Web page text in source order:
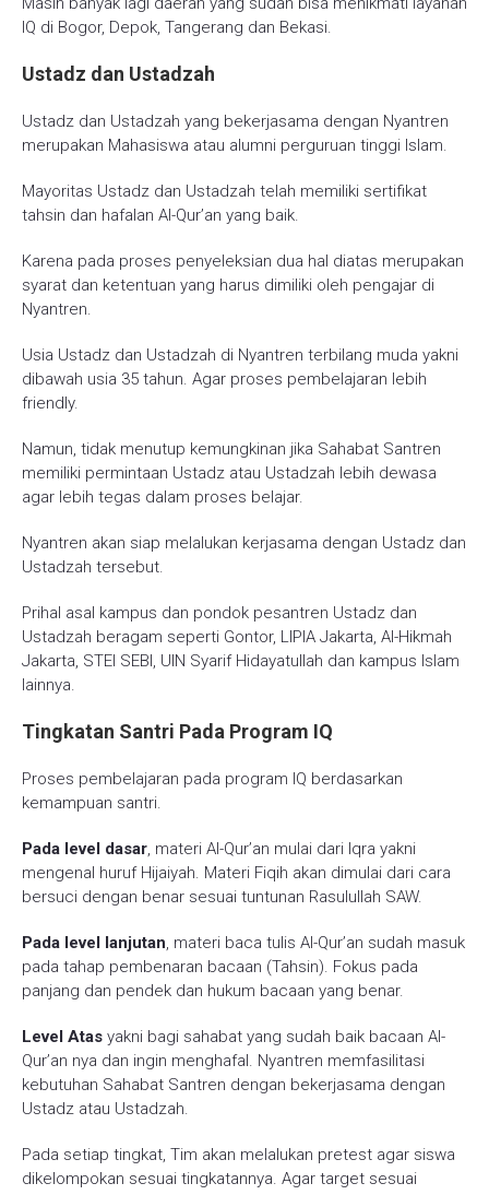
IQ di Bogor, Depok, Tangerang dan Bekasi.
Ustadz dan Ustadzah
Ustadz dan Ustadzah yang bekerjasama dengan Nyantren
merupakan Mahasiswa atau alumni perguruan tinggi Islam.
Mayoritas Ustadz dan Ustadzah telah memiliki sertifikat
tahsin dan hafalan Al-Qur’an yang baik.
Karena pada proses penyeleksian dua hal diatas merupakan
syarat dan ketentuan yang harus dimiliki oleh pengajar di
Nyantren.
Usia Ustadz dan Ustadzah di Nyantren terbilang muda yakni
dibawah usia 35 tahun. Agar proses pembelajaran lebih
friendly.
Namun, tidak menutup kemungkinan jika Sahabat Santren
memiliki permintaan Ustadz atau Ustadzah lebih dewasa
agar lebih tegas dalam proses belajar.
Nyantren akan siap melalukan kerjasama dengan Ustadz dan
Ustadzah tersebut.
Prihal asal kampus dan pondok pesantren Ustadz dan
Ustadzah beragam seperti Gontor, LIPIA Jakarta, Al-Hikmah
Jakarta, STEI SEBI, UIN Syarif Hidayatullah dan kampus Islam
lainnya.
Tingkatan Santri Pada Program IQ
Proses pembelajaran pada program IQ berdasarkan
kemampuan santri.
Pada level dasar, materi Al-Qur’an mulai dari Iqra yakni
mengenal huruf Hijaiyah. Materi Fiqih akan dimulai dari cara
bersuci dengan benar sesuai tuntunan Rasulullah SAW.
Pada level lanjutan, materi baca tulis Al-Qur’an sudah masuk
pada tahap pembenaran bacaan (Tahsin). Fokus pada
panjang dan pendek dan hukum bacaan yang benar.
Level Atas yakni bagi sahabat yang sudah baik bacaan Al-
Qur’an nya dan ingin menghafal. Nyantren memfasilitasi
kebutuhan Sahabat Santren dengan bekerjasama dengan
Ustadz atau Ustadzah.
Pada setiap tingkat, Tim akan melalukan pretest agar siswa
dikelompokan sesuai tingkatannya. Agar target sesuai